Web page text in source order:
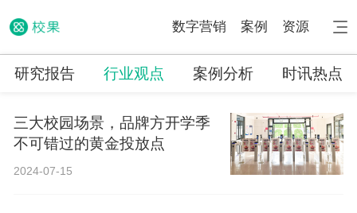
数字营销 案例 资源
研究报告 行业观点 案例分析 时讯热点
三大校园场景，品牌方开学季
不可错过的黄金投放点
2024-07-15